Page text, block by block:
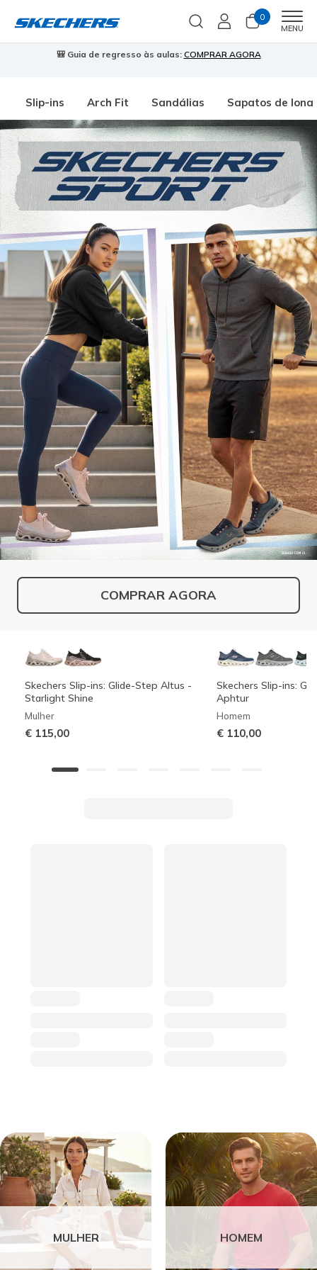
0
MENU
🎒 Guia de regresso às aulas: COMPRAR AGORA
Slip-ins Arch Fit Sandálias Sapatos de lona
COMPRAR AGORA
Skechers Slip-ins: Glide-Step Altus -
Starlight Shine
Mulher
€ 115,00
Skechers Slip-ins:
Aphtur
Homem
€ 110,00
MULHER HOMEM